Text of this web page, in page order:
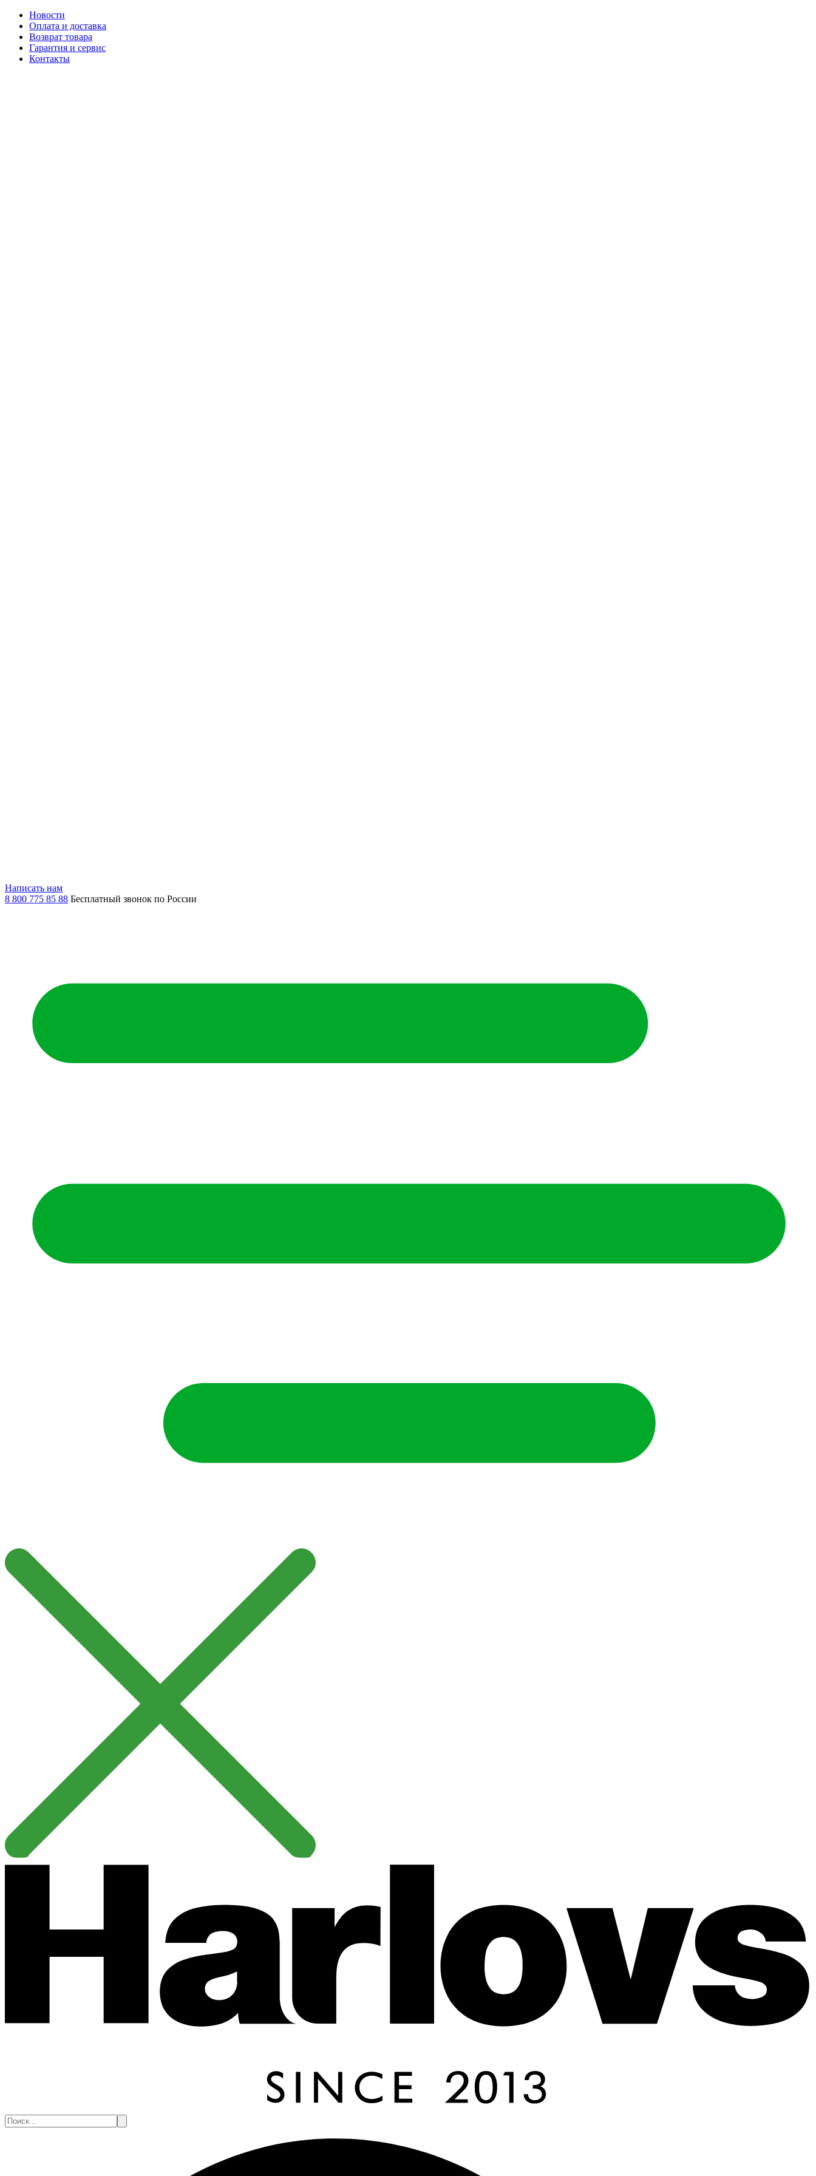
Новости
Оплата и доставка
Возврат товара
Гарантия и сервис
Контакты
Написать нам
8 800 775 85 88 Бесплатный звонок по России